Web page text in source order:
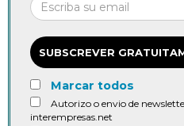
SUBSCREVER
Marcar todos
Autorizo o envio de
interempresas.net